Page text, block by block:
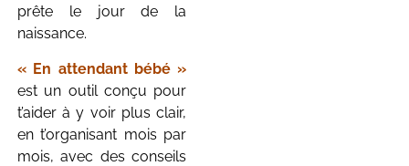
prête le jour de la
naissance.
« En attendant bébé »
est un outil conçu pour
t’aider à y voir plus clair,
en t’organisant mois par
mois, avec des conseils